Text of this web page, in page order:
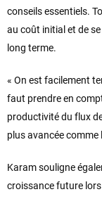
conseils essentiels.
au coût initial et de
long terme.
« On est facilement
faut prendre en
productivité du flux
plus avancée comme
Karam souligne
croissance future